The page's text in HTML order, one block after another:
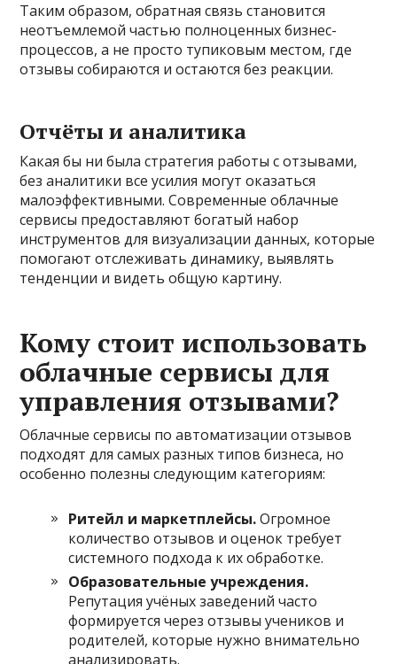
Таким образом, обратная связь становится
неотъемлемой частью полноценных бизнес-
процессов, а не просто тупиковым местом, где
отзывы собираются и остаются без реакции.
Отчёты и аналитика
Какая бы ни была стратегия работы с отзывами,
без аналитики все усилия могут оказаться
малоэффективными. Современные облачные
сервисы предоставляют богатый набор
инструментов для визуализации данных, которые
помогают отслеживать динамику, выявлять
тенденции и видеть общую картину.
Кому стоит использовать
облачные сервисы для
управления отзывами?
Облачные сервисы по автоматизации отзывов
подходят для самых разных типов бизнеса, но
особенно полезны следующим категориям:
Ритейл и маркетплейсы.Огромное
количество отзывов и оценок требует
системного подхода к их обработке.
Образовательные учреждения.
Репутация учёных заведений часто
формируется через отзывы учеников и
родителей, которые нужно внимательно
анализировать.